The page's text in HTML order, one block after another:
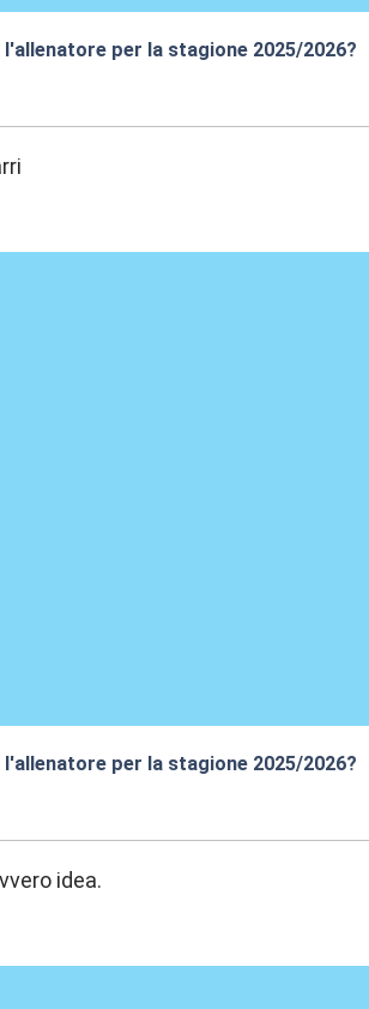
per la stagione 2025/2026?
per la stagione 2025/2026?
idea.